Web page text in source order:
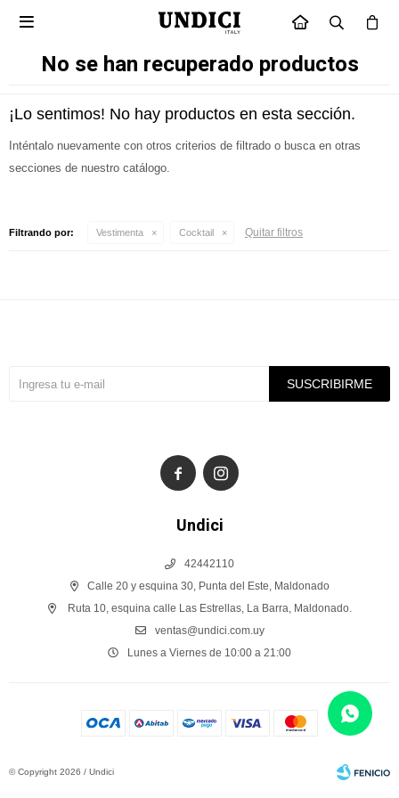
INICIO

No se han recuperado productos
¡Lo sentimos! No hay productos en esta sección.
Inténtalo nuevamente con otros criterios de filtrado o busca en otras
secciones de nuestro catálogo.
Filtrando por: Vestimenta Cocktail Quitar filtros
Undici
42442110
Calle 20 y esquina 30, Punta del Este, Maldonado
Ruta 10, esquina calle Las Estrellas, La Barra, Maldonado.
ventas@undici.com.uy
Lunes a Viernes de 10:00 a 21:00
SUSCRIBIRME
 
© Copyright 2026 / Undici